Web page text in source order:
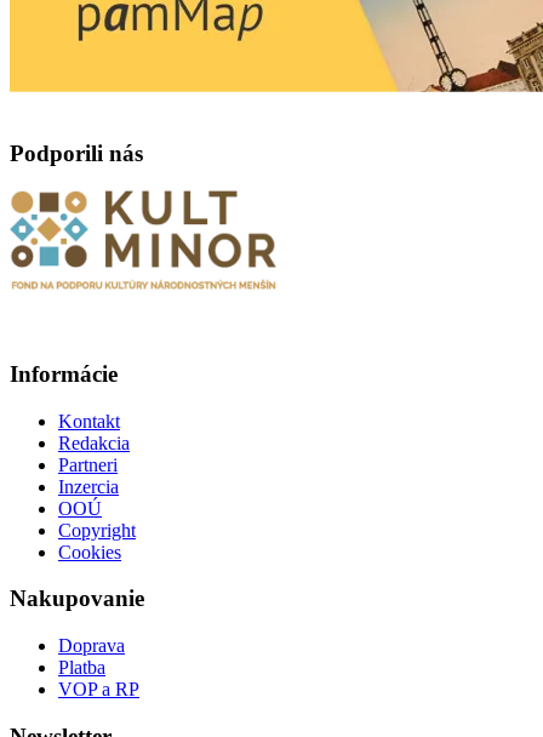
Podporili nás
Informácie
Kontakt
Redakcia
Partneri
Inzercia
OOÚ
Copyright
Cookies
Nakupovanie
Doprava
Platba
VOP a RP